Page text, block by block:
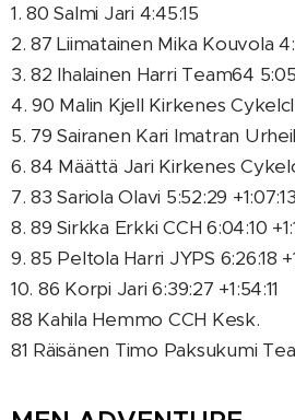
1. 80 Salmi Jari 4:45:15
2. 87 Liimatainen Mika Kouvola
3. 82 Ihalainen Harri Team64
4. 90 Malin Kjell Kirkenes
5. 79 Sairanen Kari Imatran
6. 84 Määttä Jari Kirkenes
7. 83 Sariola Olavi 5:52:29 +1:07:13
8. 89 Sirkka Erkki CCH 6:04:10
9. 85 Peltola Harri JYPS 6:26:18
10. 86 Korpi Jari 6:39:27 +1:54:11
88 Kahila Hemmo CCH Kesk.
81 Räisänen Timo Paksukumi